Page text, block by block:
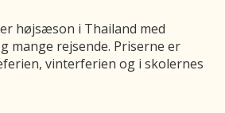
højsæson i Thailand med
mange rejsende. Priserne er
vinterferien og i skolernes